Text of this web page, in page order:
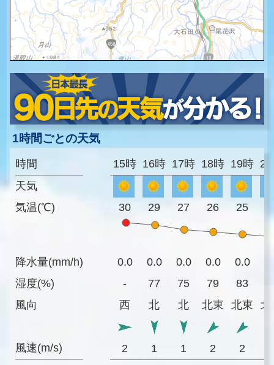
1時間ごとの天気
時間
天気
気温(℃)
降水量(mm/h)
湿度(%)
風向
風速(m/s)
15時 16時 17時 18時 19時
30 29 27 26 25
0.0 0.0 0.0 0.0 0.0
-
77 75 79 83
西
北 北 北東 北東 北
2 1 1 2 2